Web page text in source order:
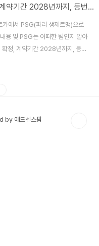
이강인 PSG(파리 생제르맹) 이적 확정, 계약기간 2028년까지, 등번호는 19번, 이적료 및 연봉
카에서 PSG(파리 생제르맹)으로
용 및 PSG는 어떠한 팀인지 알아
확정, 계약기간 2028년까지, 등번
파리 생제르맹으로의 이적을 마
애드센스팜